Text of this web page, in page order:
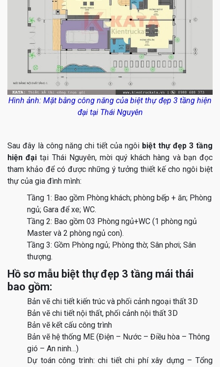
Hình ảnh: Mặt bằng công năng của biệt thự đẹp 3 tầng hiện
đại tại Thái Nguyên
Sau đây là công năng chi tiết của ngôi biệt thự đẹp 3 tầng
hiện đại tại Thái Nguyên, mời quý khách hàng và bạn đọc
tham khảo để có được những ý tưởng thiết kế cho ngôi biệt
thự của gia đình mình:
Tầng 1: Bao gồm Phòng khách; phòng bếp + ăn; Phòng
ngủ; Gara để xe; WC.
Tầng 2: Bao gồm 03 Phòng ngủ+WC (1 phòng ngủ
Master và 2 phòng ngủ con).
Tầng 3: Gồm Phòng ngủ; Phòng thờ; Sân phơi; Sân
thượng.
Hồ sơ mẫu biệt thự đẹp 3 tầng mái thái
bao gồm:
Bản vẽ chi tiết kiến trúc và phối cảnh ngoại thất 3D
Bản vẽ chi tiết nội thất, phối cảnh nội thất 3D
Bản vẽ kết cấu công trình
Bản vẽ hệ thống ME (Điện – Nước – Điều hòa – Thông
gió – An ninh…)
Dự toán công trình: chi tiết chi phí xây dựng – Tổng